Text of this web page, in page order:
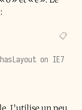
on IE7
J’utiliseun peu